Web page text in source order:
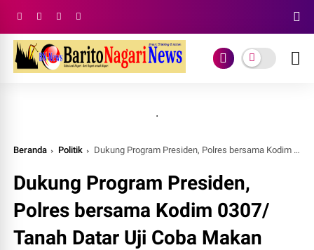
.
Beranda Politik Dukung Program Presiden, Polres bersama Kodim 0307/ Tanah Datar Uji Coba Makan Siang Bergizi
Dukung Program Presiden,
Polres bersama Kodim 0307/
Tanah Datar Uji Coba Makan